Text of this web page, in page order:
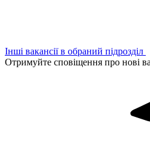
Інші вакансії в обраний підрозділ
Отримуйте сповіщення про нові